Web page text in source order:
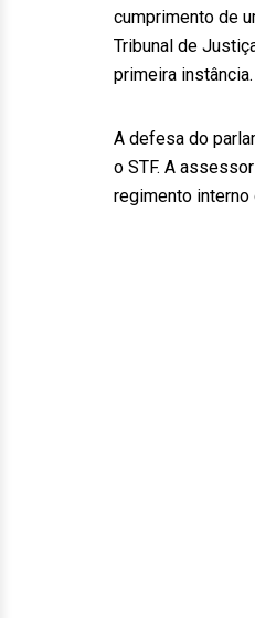
cumprimento de
Tribunal de
primeira instância.
A defesa do
o STF. A
regimento interno